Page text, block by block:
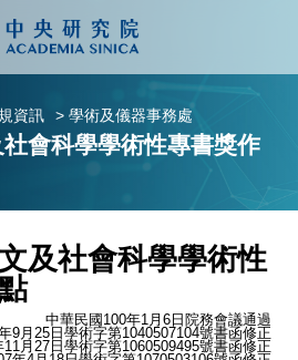
資訊 > 學術及儀器事務處
會科學學術性專書獎作
及社會科學學術性
中華民國100年1月6日院務會議通過
9月25日學術字第1040507104號書函修正
月27日學術字第1060509495號書函修正